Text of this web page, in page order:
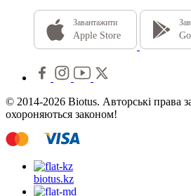
Завантажити
Apple Store
© 2014-2026 Biotus. Авторські права
охороняються законом!
biotus.kz